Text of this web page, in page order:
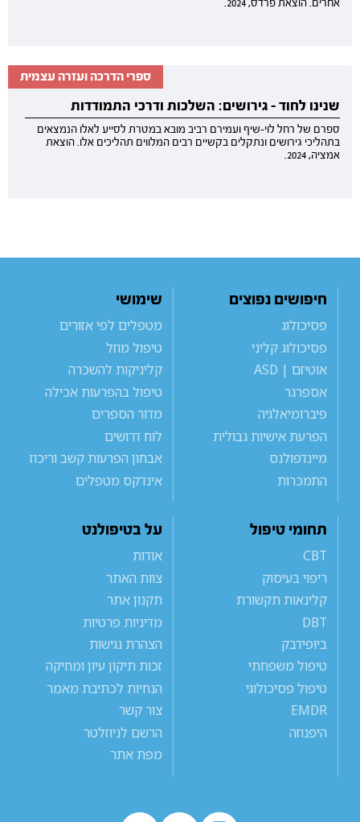
אחרים. הוצאת פרדס, 2024.
ספרי הדרכה ועזרה עצמית
שנינו לחוד – גירושים: השלכות ודרכי התמודדות
ספרם של רחל לוי-שיף ועמירם רביב מובא במטרת לסייע לאלו הנמצאים
בתהליכי גירושים ונתקלים בקשיים רבים המלווים תהליכים אלו. הוצאת
אמציה, 2024.
חיפושים נפוצים
פסיכולוג
פסיכולוג קליני
אוטיזם | ASD
אספרגר
פיברומיאלגיה
הפרעת אישיות גבולית
מיינדפולנס
התמכרות
שימושי
מטפלים לפי אזורים
טיפול מוזל
קליניקות להשכרה
טיפול בהפרעות אכילה
מדור הספרים
לוח דרושים
אבחון הפרעות קשב וריכוז
אינדקס מטפלים
תחומי טיפול
CBT
ריפוי בעיסוק
קלינאות תקשורת
DBT
ביופידבק
טיפול משפחתי
טיפול פסיכולוגי
EMDR
היפנוזה
על בטיפולנט
אודות
צוות האתר
תקנון אתר
מדיניות פרטיות
הצהרת נגישות
זכות תיקון עיון ומחיקה
הנחיות לכתיבת מאמר
צור קשר
הרשם לניוזלטר
מפת אתר